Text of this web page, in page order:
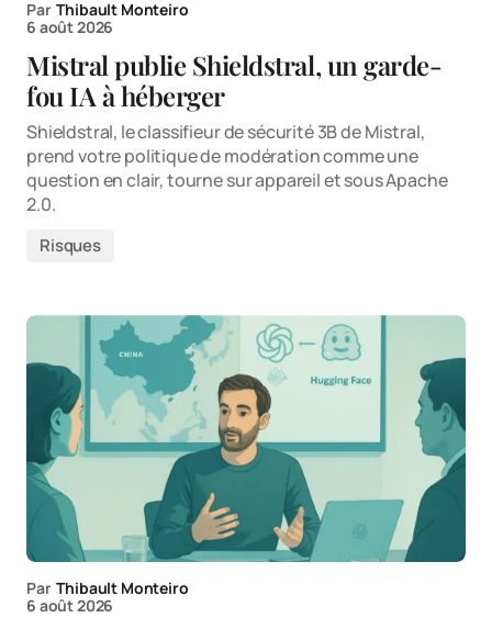
Par Thibault Monteiro
6 août 2026
Mistral publie Shieldstral, un garde-
fou IA à héberger
Shieldstral, le classifieur de sécurité 3B de Mistral,
prend votre politique de modération comme une
question en clair, tourne sur appareil et sous Apache
2.0.
Risques
Par Thibault Monteiro
6 août 2026